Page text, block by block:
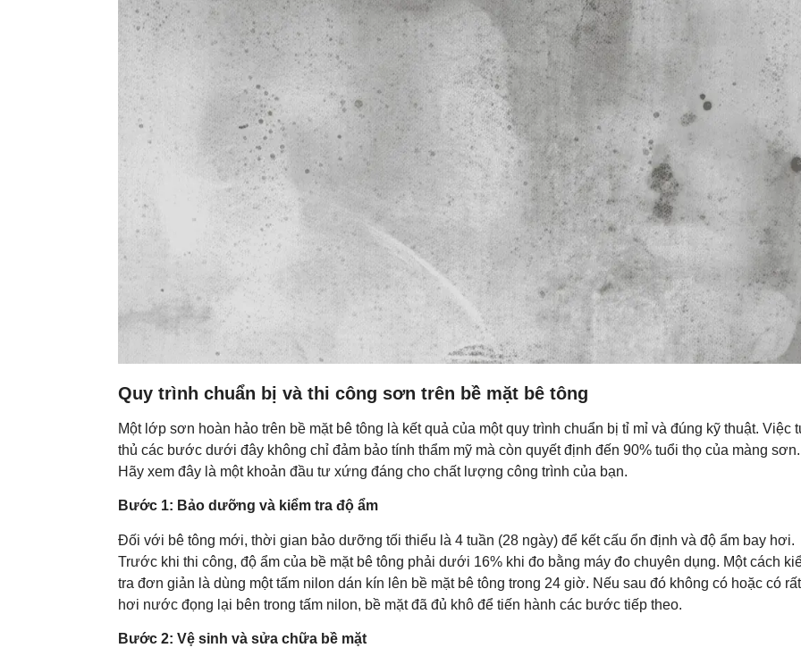
Quy trình chuẩn bị và thi công sơn trên bề mặt bê tông
Một lớp sơn hoàn hảo trên bề mặt bê tông là kết quả của một quy trình chuẩn bị tỉ mỉ và đúng kỹ thuật. Việc
thủ các bước dưới đây không chỉ đảm bảo tính thẩm mỹ mà còn quyết định đến 90% tuổi thọ của màng sơn.
Hãy xem đây là một khoản đầu tư xứng đáng cho chất lượng công trình của bạn.
Bước 1: Bảo dưỡng và kiểm tra độ ẩm
Đối với bê tông mới, thời gian bảo dưỡng tối thiểu là 4 tuần (28 ngày) để kết cấu ổn định và độ ẩm bay hơi.
Trước khi thi công, độ ẩm của bề mặt bê tông phải dưới 16% khi đo bằng máy đo chuyên dụng. Một cách
tra đơn giản là dùng một tấm nilon dán kín lên bề mặt bê tông trong 24 giờ. Nếu sau đó không có hoặc có
hơi nước đọng lại bên trong tấm nilon, bề mặt đã đủ khô để tiến hành các bước tiếp theo.
Bước 2: Vệ sinh và sửa chữa bề mặt